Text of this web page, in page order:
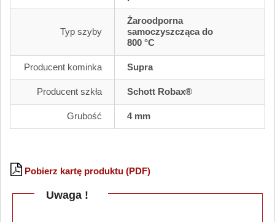
Typ szyby
Żaroodporna
samoczyszcząca do
800 °C
Producent kominka Supra
Producent szkła Schott Robax®
Grubość 4 mm
Pobierz kartę produktu (PDF)
Uwaga !